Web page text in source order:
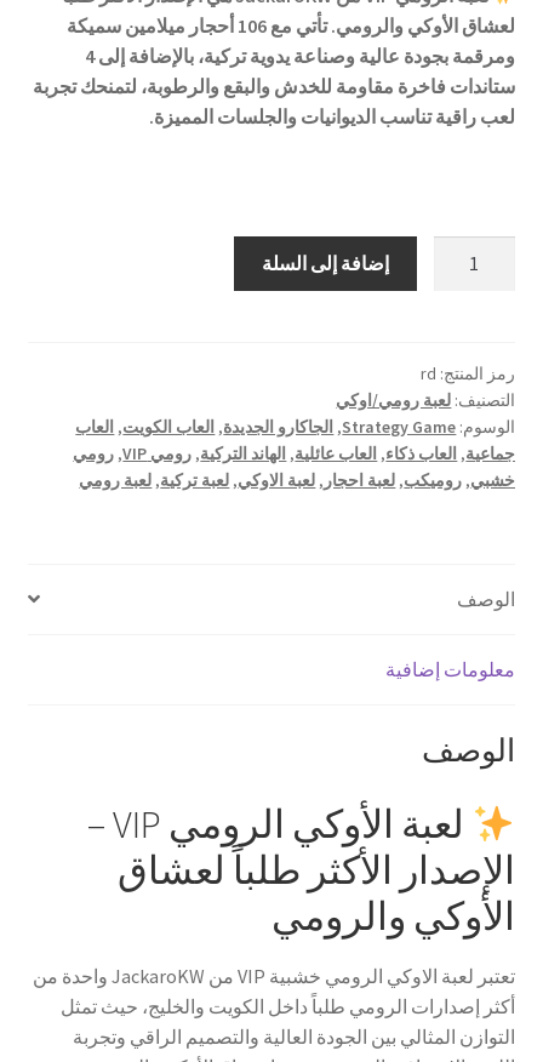
لعشاق الأوكي والرومي. تأتي مع 106 أحجار ميلامين سميكة
ومرقمة بجودة عالية وصناعة يدوية تركية، بالإضافة إلى 4
ستاندات فاخرة مقاومة للخدش والبقع والرطوبة، لتمنحك تجربة
لعب راقية تناسب الديوانيات والجلسات المميزة.
خشبي
بني
غامق
إضافة إلى السلة
رمز المنتج: rd
التصنيف: لعبة رومي/اوكي
الوسوم: Strategy Game
, الجاكارو الجديدة, العاب الكويت, العاب
جماعية, العاب ذكاء, العاب عائلية, الهاند التركية, رومي VIP , رومي
خشبي, روميكب, لعبة احجار , لعبة الاوكي, لعبة تركية, لعبة رومي
الوصف
معلومات إضافية
الوصف
لعبة الأوكي الرومي VIP –
الإصدار الأكثر طلباً لعشاق
الأوكي والرومي
تعتبر لعبة الاوكي الرومي خشبية VIP من JackaroKW واحدة من
أكثر إصدارات الرومي طلباً داخل الكويت والخليج، حيث تمثل
التوازن المثالي بين الجودة العالية والتصميم الراقي وتجربة